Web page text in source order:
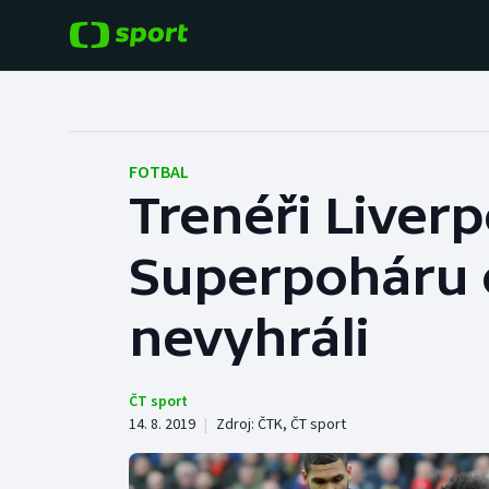
Hokej
Tenis
Baseball a softbal
Basketbal
FOTBAL
Trenéři
Superpoháru
nevyhráli
ČT sport
14. 8. 2019 | Zdroj: ČTK, ČT sport